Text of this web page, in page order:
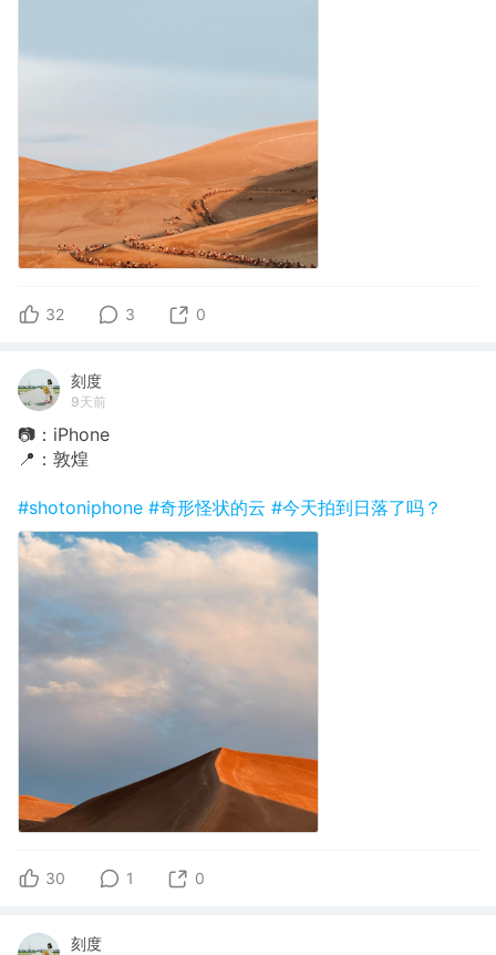
32 3 0
刻度
9天前
📷：iPhone
📍：敦煌
#shotoniphone #奇形怪状的云 #今天拍到日落了吗？
30 1 0
刻度